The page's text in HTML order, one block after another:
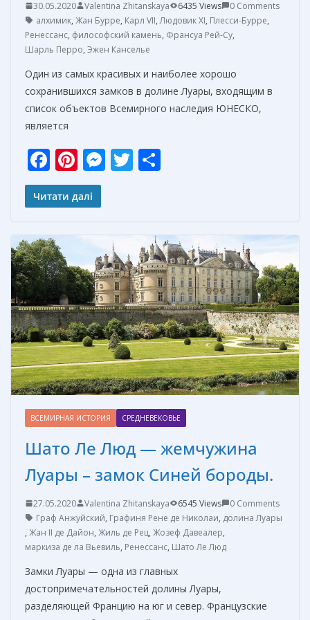
30.05.2020 Valentina Zhitanskaya 6435 Views
0 Comments
алхимик, Жан Бурре, Карл VII,Людовик XI, Плесси-Бурре,
Ренессанс, философский камень, Франсуа Рей-Су,
Шарль Перро, Эжен Канселье
Один из самых красивых и наиболее хорошо
сохранившихся замков в долине Луары, входящим в
список объектов Всемирного наследия ЮНЕСКО,
является
F
ac
e
o
o
k
Pi
nt
er
st
M
e
n
g
er
T
w
а
в
и
т
ь
Читати далі
ВСЕМИРНАЯ ИСТОРИЯ СРЕДНЕВЕКОВЬЕ
Шато Ле Люд — жемчужина
Луары – замок Синей бороды.
27.05.2020 Valentina Zhitanskaya 6545 Views
0 Comments
Граф Анжуйский, Графиня Рене де Николаи, долина Луары
, Жан II де Дайон, Жиль де Рец, Жозеф Давеалер,
маркиза де ла Вьевиль, Ренессанс, Шато Ле Люд
Замки Луары — одна из главных
достопримечательностей долины Луары,
разделяющей Францию на юг и север. Французские